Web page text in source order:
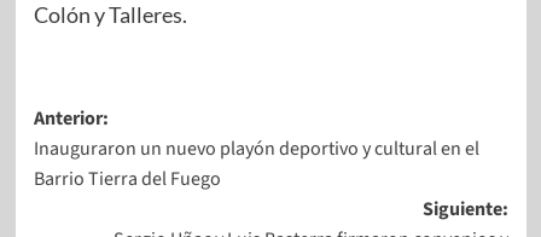
Colón y Talleres.
Anterior:
Inauguraron un nuevo playón deportivo y cultural en el
Barrio Tierra del Fuego
Siguiente: